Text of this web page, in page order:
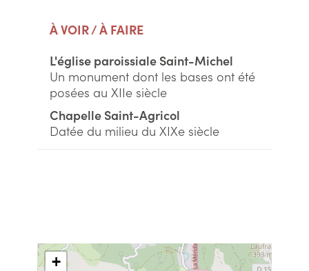
À VOIR / À FAIRE
L'église paroissiale Saint-Michel
Un monument dont les bases ont été
posées au XIIe siècle
Chapelle Saint-Agricol
Datée du milieu du XIXe siècle
+